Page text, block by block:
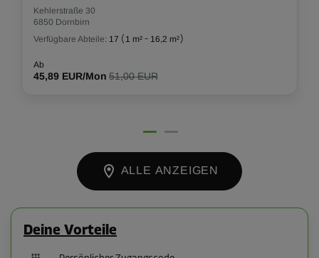
Kehlerstraße 30
6850 Dornbirn
Verfügbare Abteile: 17 ( 1 m² - 16,2 m²)
Ab
45,89 EUR/Mon 51,00 EUR
ALLE ANZEIGEN
Deine Vorteile